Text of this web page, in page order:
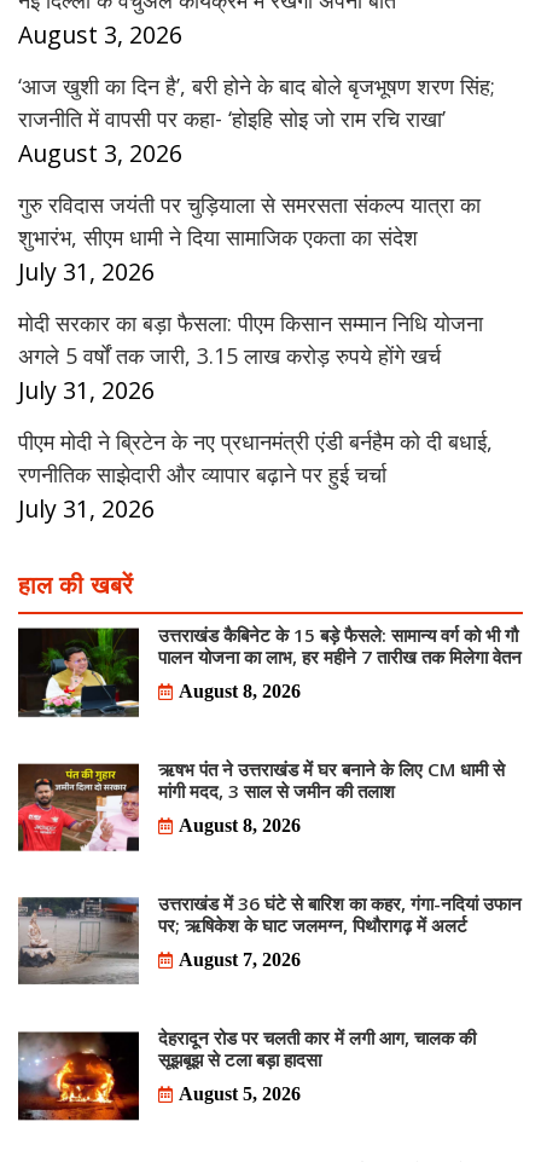
August 3, 2026
‘आज खुशी का दिन है’, बरी होने के बाद बोले बृजभूषण शरण सिंह;
राजनीति में वापसी पर कहा- ‘होइहि सोइ जो राम रचि राखा’
August 3, 2026
गुरु रविदास जयंती पर चुड़ियाला से समरसता संकल्प यात्रा का
शुभारंभ, सीएम धामी ने दिया सामाजिक एकता का संदेश
July 31, 2026
मोदी सरकार का बड़ा फैसला: पीएम किसान सम्मान निधि योजना
अगले 5 वर्षों तक जारी, 3.15 लाख करोड़ रुपये होंगे खर्च
July 31, 2026
पीएम मोदी ने ब्रिटेन के नए प्रधानमंत्री एंडी बर्नहैम को दी बधाई,
रणनीतिक साझेदारी और व्यापार बढ़ाने पर हुई चर्चा
July 31, 2026
हाल की खबरें
उत्तराखंड कैबिनेट के 15 बड़े फैसले: सामान्य वर्ग को भी गौ
पालन योजना का लाभ, हर महीने 7 तारीख तक मिलेगा वेतन
August 8, 2026
ऋषभ पंत ने उत्तराखंड में घर बनाने के लिए CM धामी से
मांगी मदद, 3 साल से जमीन की तलाश
August 8, 2026
उत्तराखंड में 36 घंटे से बारिश का कहर, गंगा-नदियां उफान
पर; ऋषिकेश के घाट जलमग्न, पिथौरागढ़ में अलर्ट
August 7, 2026
देहरादून रोड पर चलती कार में लगी आग, चालक की
सूझबूझ से टला बड़ा हादसा
August 5, 2026